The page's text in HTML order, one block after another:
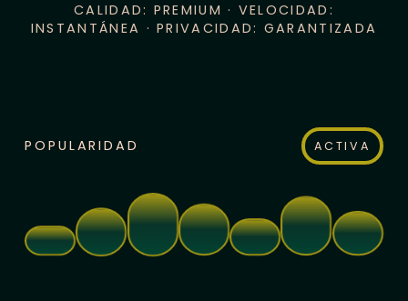
CALIDAD: PREMIUM · VELOCIDAD:
INSTANTÁNEA · PRIVACIDAD: GARANTIZADA
POPULARIDAD ACTIVA